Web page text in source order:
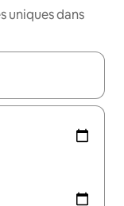
uniques dans
flèches vers le